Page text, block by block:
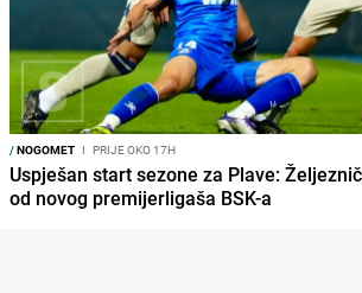
/NOGOMET I PRIJE OKO 17H
Uspješan start sezone za Plave:
od novog premijerligaša BSK-a